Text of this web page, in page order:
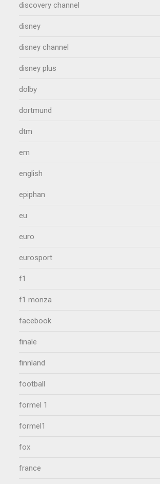
discovery channel
disney
disney channel
disney plus
dolby
dortmund
dtm
em
english
epiphan
eu
euro
eurosport
f1
f1 monza
facebook
finale
finnland
football
formel 1
formel1
fox
france